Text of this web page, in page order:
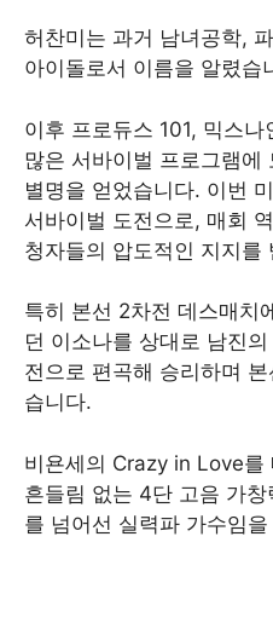
허찬미는 과거 남녀공학,
아이돌로서 이름을 알렸습
이후 프로듀스 101, 믹스
많은 서바이벌 프로그램에
별명을 얻었습니다. 이번
서바이벌 도전으로, 매회
청자들의 압도적인 지지를
특히 본선 2차전 데스매치
던 이소나를 상대로 남진
전으로 편곡해 승리하며
습니다.
비욘세의 Crazy in Love를
흔들림 없는 4단 고음 가
를 넘어선 실력파 가수임